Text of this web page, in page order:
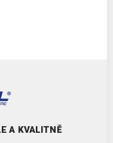
A KVALITNĚ